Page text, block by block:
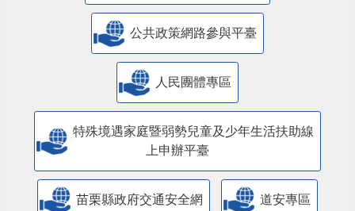
公共政策網路參與平臺
人民團體專區
特殊境遇家庭暨弱勢兒童及少年生活扶助線
上申辦平臺
苗栗縣政府交通安全網 道安專區